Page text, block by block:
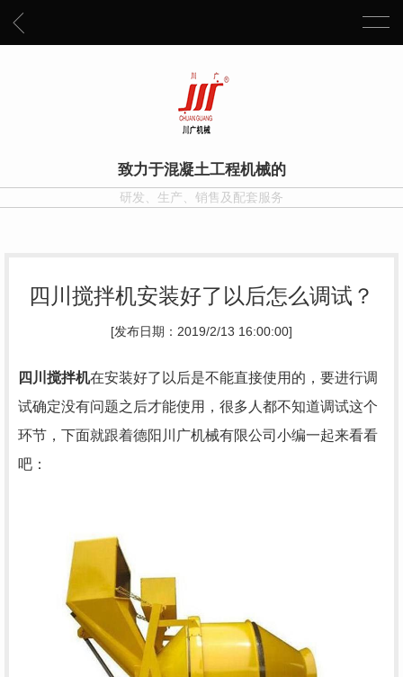
致力于混凝土工程机械的
研发、生产、销售及配套服务
四川搅拌机安装好了以后怎么调试？
[发布日期：2019/2/13 16:00:00]
四川搅拌机在安装好了以后是不能直接使用的，要进行调
试确定没有问题之后才能使用，很多人都不知道调试这个
环节，下面就跟着德阳川广机械有限公司小编一起来看看
吧：